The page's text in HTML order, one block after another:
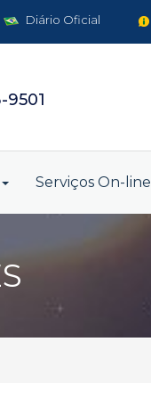
Diário Oficial
9501
Serviços On-line